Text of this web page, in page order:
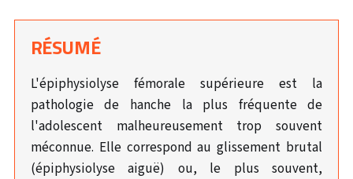
RÉSUMÉ
L'épiphysiolyse fémorale supérieure est la
pathologie de hanche la plus fréquente de
l'adolescent malheureusement trop souvent
méconnue. Elle correspond au glissement brutal
(épiphysiolyse aiguë) ou, le plus souvent,